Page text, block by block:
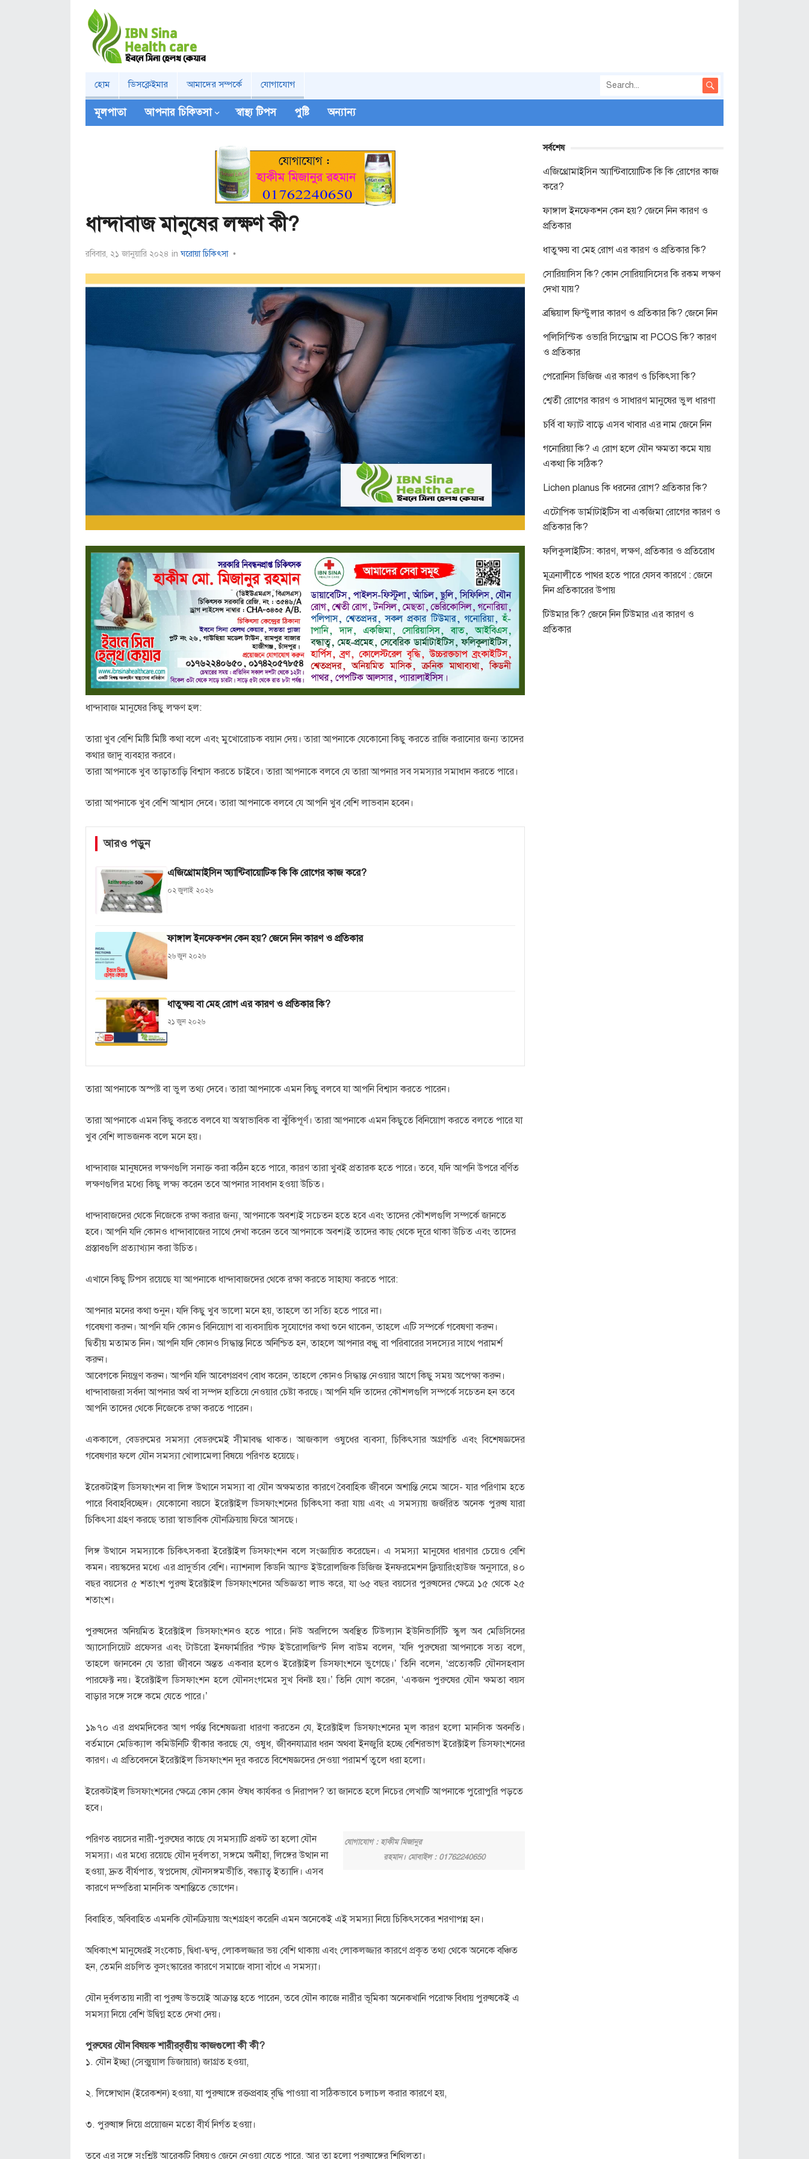
হোম ডিসক্লেইমার আমাদের সম্পর্কে যোগাযোগ
মূলপাতা আপনার চিকিত্‍সা স্বাস্থ্য টিপস পুষ্টি অন্যান্য
ধান্দাবাজ মানুষের লক্ষণ কী?
রবিবার, ২১ জানুয়ারি ২০২৪ inঘরোয়া চিকিৎসা •
ধান্দাবাজ মানুষের কিছু লক্ষণ হল:
তারা খুব বেশি মিষ্টি মিষ্টি কথা বলে এবং মুখোরোচক বয়ান দেয়। তারা আপনাকে যেকোনো কিছু করতে রাজি করানোর জন্য তাদের
কথার জাদু ব্যবহার করবে।
তারা আপনাকে খুব তাড়াতাড়ি বিশ্বাস করতে চাইবে। তারা আপনাকে বলবে যে তারা আপনার সব সমস্যার সমাধান করতে পারে।
তারা আপনাকে খুব বেশি আশ্বাস দেবে। তারা আপনাকে বলবে যে আপনি খুব বেশি লাভবান হবেন।
আরও পড়ুন
এজিথ্রোমাইসিন অ্যান্টিবায়োটিক কি কি রোগের কাজ করে?
০২ জুলাই ২০২৬
ফাঙ্গাল ইনফেকশন কেন হয়? জেনে নিন কারণ ও প্রতিকার
২৬ জুন ২০২৬
ধাতুক্ষয় বা মেহ রোগ এর কারণ ও প্রতিকার কি?
২১ জুন ২০২৬
তারা আপনাকে অস্পষ্ট বা ভুল তথ্য দেবে। তারা আপনাকে এমন কিছু বলবে যা আপনি বিশ্বাস করতে পারেন।
তারা আপনাকে এমন কিছু করতে বলবে যা অস্বাভাবিক বা ঝুঁকিপূর্ণ। তারা আপনাকে এমন কিছুতে বিনিয়োগ করতে বলতে পারে যা
খুব বেশি লাভজনক বলে মনে হয়।
ধান্দাবাজ মানুষদের লক্ষণগুলি সনাক্ত করা কঠিন হতে পারে, কারণ তারা খুবই প্রতারক হতে পারে। তবে, যদি আপনি উপরে বর্ণিত
লক্ষণগুলির মধ্যে কিছু লক্ষ্য করেন তবে আপনার সাবধান হওয়া উচিত।
ধান্দাবাজদের থেকে নিজেকে রক্ষা করার জন্য, আপনাকে অবশ্যই সচেতন হতে হবে এবং তাদের কৌশলগুলি সম্পর্কে জানতে
হবে। আপনি যদি কোনও ধান্দাবাজের সাথে দেখা করেন তবে আপনাকে অবশ্যই তাদের কাছ থেকে দূরে থাকা উচিত এবং তাদের
প্রস্তাবগুলি প্রত্যাখ্যান করা উচিত।
এখানে কিছু টিপস রয়েছে যা আপনাকে ধান্দাবাজদের থেকে রক্ষা করতে সাহায্য করতে পারে:
আপনার মনের কথা শুনুন। যদি কিছু খুব ভালো মনে হয়, তাহলে তা সত্যি হতে পারে না।
গবেষণা করুন। আপনি যদি কোনও বিনিয়োগ বা ব্যবসায়িক সুযোগের কথা শুনে থাকেন, তাহলে এটি সম্পর্কে গবেষণা করুন।
দ্বিতীয় মতামত নিন। আপনি যদি কোনও সিদ্ধান্ত নিতে অনিশ্চিত হন, তাহলে আপনার বন্ধু বা পরিবারের সদস্যের সাথে পরামর্শ
করুন।
আবেগকে নিয়ন্ত্রণ করুন। আপনি যদি আবেগপ্রবণ বোধ করেন, তাহলে কোনও সিদ্ধান্ত নেওয়ার আগে কিছু সময় অপেক্ষা করুন।
ধান্দাবাজরা সর্বদা আপনার অর্থ বা সম্পদ হাতিয়ে নেওয়ার চেষ্টা করছে। আপনি যদি তাদের কৌশলগুলি সম্পর্কে সচেতন হন তবে
আপনি তাদের থেকে নিজেকে রক্ষা করতে পারেন।
এককালে, বেডরুমের সমস্যা বেডরুমেই সীমাবদ্ধ থাকত। আজকাল ওষুধের ব্যবসা, চিকিৎসার অগ্রগতি এবং বিশেষজ্ঞদের
গবেষণার ফলে যৌন সমস্যা খোলামেলা বিষয়ে পরিণত হয়েছে।
ইরেকটাইল ডিসফাংশন বা লিঙ্গ উত্থানে সমস্যা বা যৌন অক্ষমতার কারণে বৈবাহিক জীবনে অশান্তি নেমে আসে- যার পরিণাম হতে
পারে বিবাহবিচ্ছেদ। যেকোনো বয়সে ইরেক্টাইল ডিসফাংশনের চিকিৎসা করা যায় এবং এ সমস্যায় জর্জরিত অনেক পুরুষ যারা
চিকিৎসা গ্রহণ করছে তারা স্বাভাবিক যৌনক্রিয়ায় ফিরে আসছে।
লিঙ্গ উত্থানে সমস্যাকে চিকিৎসকরা ইরেক্টাইল ডিসফাংশন বলে সংজ্ঞায়িত করেছেন। এ সমস্যা মানুষের ধারণার চেয়েও বেশি
কমন। বয়স্কদের মধ্যে এর প্রাদুর্ভাব বেশি। ন্যাশনাল কিডনি অ্যান্ড ইউরোলজিক ডিজিজ ইনফরমেশন ক্লিয়ারিংহাউজ অনুসারে, ৪০
বছর বয়সের ৫ শতাংশ পুরুষ ইরেক্টাইল ডিসফাংশনের অভিজ্ঞতা লাভ করে, যা ৬৫ বছর বয়সের পুরুষদের ক্ষেত্রে ১৫ থেকে ২৫
শতাংশ।
পুরুষদের অনিয়মিত ইরেক্টাইল ডিসফাংশনও হতে পারে। নিউ অরলিন্সে অবস্থিত টিউল্যান ইউনিভার্সিটি স্কুল অব মেডিসিনের
অ্যাসোসিয়েট প্রফেসর এবং টাউরো ইনফার্মারির স্টাফ ইউরোলজিস্ট নিল বাউম বলেন, ‘যদি পুরুষেরা আপনাকে সত্য বলে,
তাহলে জানবেন যে তারা জীবনে অন্তত একবার হলেও ইরেক্টাইল ডিসফাংশনে ভুগেছে।’ তিনি বলেন, ‘প্রত্যেকটি যৌনসহবাস
পারফেক্ট নয়। ইরেক্টাইল ডিসফাংশন হলে যৌনসংগমের সুখ বিনষ্ট হয়।’ তিনি যোগ করেন, ‘একজন পুরুষের যৌন ক্ষমতা বয়স
বাড়ার সঙ্গে সঙ্গে কমে যেতে পারে।’
১৯৭০ এর প্রথমদিকের আগ পর্যন্ত বিশেষজ্ঞরা ধারণা করতেন যে, ইরেক্টাইল ডিসফাংশনের মূল কারণ হলো মানসিক অবনতি।
বর্তমানে মেডিক্যাল কমিউনিটি স্বীকার করছে যে, ওষুধ, জীবনযাত্রার ধরন অথবা ইনজুরি হচ্ছে বেশিরভাগ ইরেক্টাইল ডিসফাংশনের
কারণ। এ প্রতিবেদনে ইরেক্টাইল ডিসফাংশন দূর করতে বিশেষজ্ঞদের দেওয়া পরামর্শ তুলে ধরা হলো।
ইরেকটাইল ডিসফাংশনের ক্ষেত্রে কোন কোন ঔষধ কার্যকর ও নিরাপদ? তা জানতে হলে নিচের লেখাটি আপনাকে পুরোপুরি পড়তে
হবে।
যোগাযোগ : হাকীম মিজানুর
রহমান। মোবাইল : 01762240650
পরিণত বয়সের নারী-পুরুষের কাছে যে সমস্যাটি প্রকট তা হলো যৌন
সমস্যা। এর মধ্যে রয়েছে যৌন দুর্বলতা, সঙ্গমে অনীহা, লিঙ্গের উত্থান না
হওয়া, দ্রুত বীর্যপাত, স্বপ্নদোষ, যৌনসঙ্গমভীতি, বন্ধ্যাত্ব ইত্যাদি। এসব
কারণে দম্পতিরা মানসিক অশান্তিতে ভোগেন।
বিবাহিত, অবিবাহিত এমনকি যৌনক্রিয়ায় অংশগ্রহণ করেনি এমন অনেকেই এই সমস্যা নিয়ে চিকিৎসকের শরণাপন্ন হন।
অধিকাংশ মানুষেরই সংকোচ, দ্বিধা-দ্বন্দ্ব, লোকলজ্জার ভয় বেশি থাকায় এবং লোকলজ্জার কারণে প্রকৃত তথ্য থেকে অনেকে বঞ্চিত
হন, তেমনি প্রচলিত কুসংস্কারের কারণে সমাজে বাসা বাঁধে এ সমস্যা।
যৌন দুর্বলতায় নারী বা পুরুষ উভয়েই আক্রান্ত হতে পারেন, তবে যৌন কাজে নারীর ভূমিকা অনেকখানি পরোক্ষ বিধায় পুরুষকেই এ
সমস্যা নিয়ে বেশি উদ্বিগ্ন হতে দেখা দেয়।
পুরুষের যৌন বিষয়ক শারীরবৃত্তীয় কাজগুলো কী কী?
১. যৌন ইচ্ছা (সেক্সুয়াল ডিজায়ার) জাগ্রত হওয়া,
২. লিঙ্গোত্থান (ইরেকশন) হওয়া, যা পুরুষাঙ্গে রক্তপ্রবাহ বৃদ্ধি পাওয়া বা সঠিকভাবে চলাচল করার কারণে হয়,
৩. পুরুষাঙ্গ দিয়ে প্রয়োজন মতো বীর্য নির্গত হওয়া।
তবে এর সঙ্গে সংশ্লিষ্ট আরেকটি বিষয়ও জেনে নেওয়া যেতে পারে, আর তা হলো পুরুষাঙ্গের শিথিলতা।
সর্বশেষ
এজিথ্রোমাইসিন অ্যান্টিবায়োটিক কি কি রোগের কাজ
করে?
ফাঙ্গাল ইনফেকশন কেন হয়? জেনে নিন কারণ ও
প্রতিকার
ধাতুক্ষয় বা মেহ রোগ এর কারণ ও প্রতিকার কি?
সোরিয়াসিস কি? কোন সোরিয়াসিসের কি রকম লক্ষণ
দেখা যায়?
ব্রঙ্কিয়াল ফিস্টুলার কারণ ও প্রতিকার কি? জেনে নিন
পলিসিস্টিক ওভারি সিন্ড্রোম বা PCOS কি? কারণ
ও প্রতিকার
পেরোনিস ডিজিজ এর কারণ ও চিকিৎসা কি?
শ্বেতী রোগের কারণ ও সাধারণ মানুষের ভুল ধারণা
চর্বি বা ফ্যাট বাড়ে এসব খাবার এর নাম জেনে নিন
গনোরিয়া কি? এ রোগ হলে যৌন ক্ষমতা কমে যায়
একথা কি সঠিক?
Lichen planus কি ধরনের রোগ? প্রতিকার কি?
এটোপিক ডার্মাটাইটিস বা একজিমা রোগের কারণ ও
প্রতিকার কি?
ফলিকুলাইটিস: কারণ, লক্ষণ, প্রতিকার ও প্রতিরোধ
মূত্রনালীতে পাথর হতে পারে যেসব কারণে : জেনে
নিন প্রতিকারের উপায়
টিউমার কি? জেনে নিন টিউমার এর কারণ ও
প্রতিকার